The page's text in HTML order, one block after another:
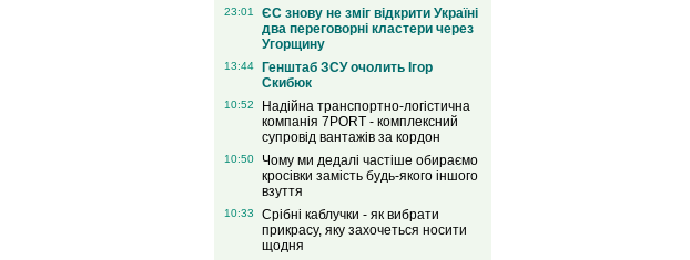
23:01
ЄС знову не зміг відкрити Україні
два переговорні кластери через
Угорщину
13:44
Генштаб ЗСУ очолить Ігор
Скибюк
10:52
Надійна транспортно-логістична
компанія 7PORT - комплексний
супровід вантажів за кордон
10:50
Чому ми дедалі частіше обираємо
кросівки замість будь-якого іншого
взуття
10:33
Срібні каблучки - як вибрати
прикрасу, яку захочеться носити
щодня